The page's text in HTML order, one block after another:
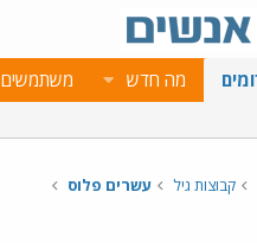
מה חדש משתמשים
קבוצות גיל עשרים פלוס